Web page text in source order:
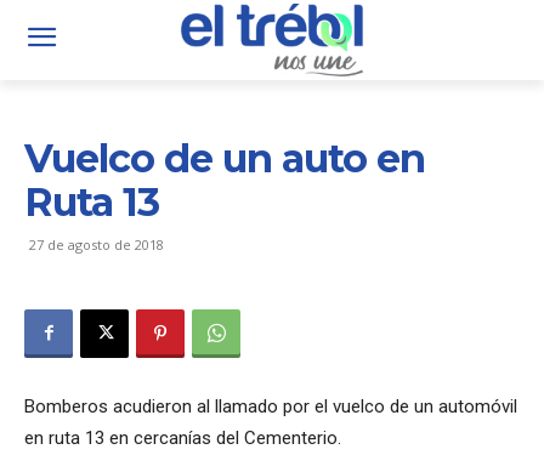
Vuelco de un auto en
Ruta 13
27 de agosto de 2018
Bomberos acudieron al llamado por el vuelco de un automóvil
en ruta 13 en cercanías del Cementerio.